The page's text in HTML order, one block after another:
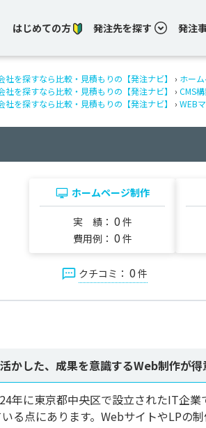
はじめての方 発注先を探す 発注
を探すなら比較・見積もりの【発注ナビ】 › ホー
を探すなら比較・見積もりの【発注ナビ】
› CMS
を探すなら比較・見積もりの【発注ナビ】
› WEB
ホームページ制作
実 績： 0 件
費用例： 0 件
クチコミ： 0 件
かした、成果を意識するWeb制作が得
年に東京都中央区で設立されたIT企
る点にあります。WebサイトやLPの